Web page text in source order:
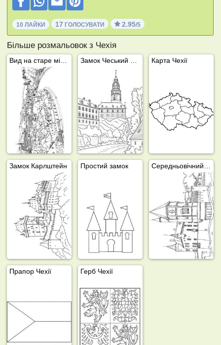
10 ЛАЙКИ 17 ГОЛОСУВАТИ 2.95/5
Більше розмальовок з Чехія
Карта Чехії
Замок Карлштейн Простий замок
Прапор Чехії Герб Чехії